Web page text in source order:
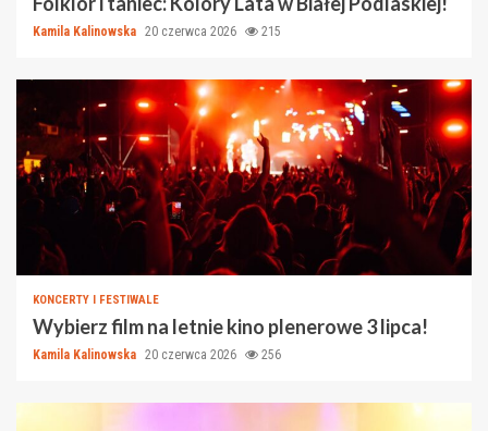
Kamila Kalinowska 20 czerwca 2026 215
KONCERTY I FESTIWALE
Wybierz film na letnie kino plenerowe 3 lipca!
Kamila Kalinowska 20 czerwca 2026 256